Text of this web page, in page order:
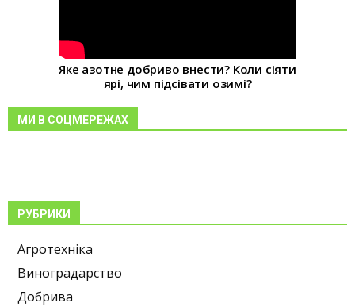
Яке азотне добриво внести? Коли сіяти
ярі, чим підсівати озимі?
МИ В СОЦМЕРЕЖАХ
РУБРИКИ
Агротехніка
Виноградарство
Добрива